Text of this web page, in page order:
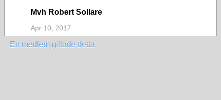
Mvh Robert Sollare
Apr 10, 2017
En medlem gillade detta